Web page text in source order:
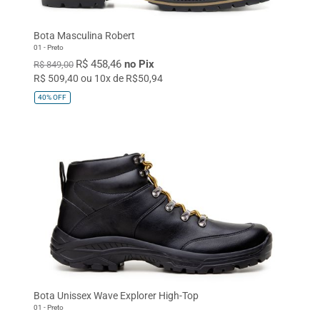
Bota Masculina Robert
01 - Preto
R$ 849,00 R$ 458,46 no Pix
R$ 509,40 ou 10x de R$50,94
40%OFF
Bota Unissex Wave Explorer High-Top
01 - Preto